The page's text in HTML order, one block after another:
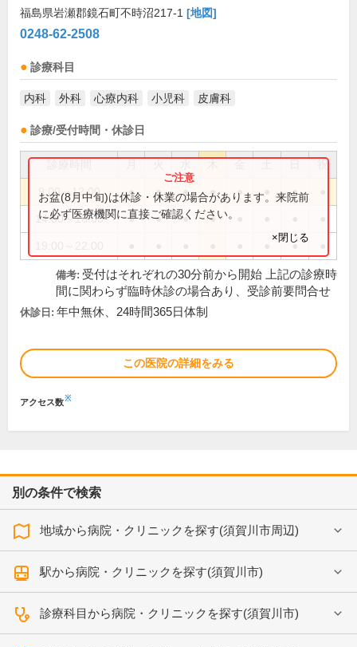
福島県岩瀬郡鏡石町不時沼217-1 [地図]
0248-62-2508
診療科目
内科 外科 心療内科 小児科 皮膚科
診療/受付時間・休診日
祝
9:00～12:00 ● ● ● ● ● ●
14:00～18:00 ● ● ● ●
●
お盆(8月中旬)は休診・休業の場合があります。来院前
に必ず医療機関に直接ご確認ください。
×閉じる
備考: 受付はそれぞれの30分前から開始 上記の診療時
間に関わらず臨時休診の場合あり、受診前要問合せ
休診日: 年中無休、24時間365日体制
この医院の詳細をみる
アクセス数※
別の条件で検索
地域から病院・クリニックを探す(須賀川市周辺)
駅から病院・クリニックを探す(須賀川市)
診療科目から病院・クリニックを探す(須賀川市)